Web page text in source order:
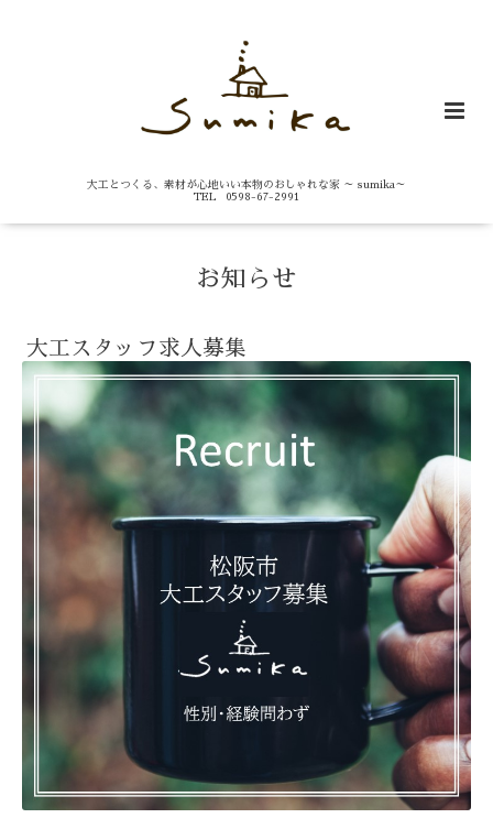
大工とつくる、素材が心地いい本物のおしゃれな家 ～ sumika～
TEL 0598-67-2991
お知らせ
大工スタッフ求人募集